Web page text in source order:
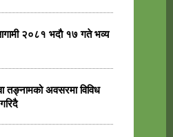
२०८१ भदाै १७ गते भव्य
अवसरमा विविध